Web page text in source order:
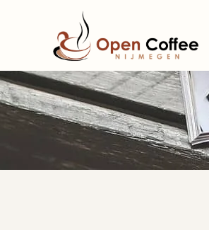
Terug naar hoofdinhoud